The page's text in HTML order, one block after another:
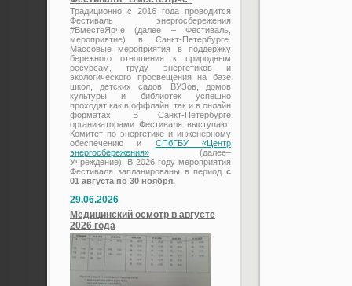
Традиционно с 2016 года проводится
Фестиваль энергосбережения
#ВместеЯрче (далее – Фестиваль,
мероприятие) в Санкт-Петербурге.
Массовые мероприятия в поддержку
бережного отношения к природным
ресурсам, труду энергетиков и
экологического просвещения на базе
школ, детских садов, ВУЗов, домов
культуры и библиотек успешно
проходят как в оффлайн, так и в онлайн
форматах. В Санкт-Петербурге
организаторами Фестиваля выступают
Комитет по энергетике и инженерному
обеспечению и СПбГБУ «Центр
энергосбережения» (далее–
Учреждение). В 2026 году мероприятия
Фестиваля запланированы в период с
01 августа по 30 ноября.
29.06.2026
Медицинский осмотр в августе
2026 года